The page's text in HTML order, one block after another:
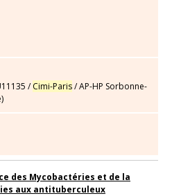
/Cimi-Paris/AP-HP Sorbonne-
des Mycobactéries et de la
aux antituberculeux